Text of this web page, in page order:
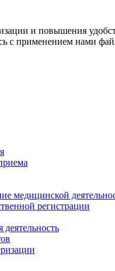
и повышения
с применением нами
медицинской
регистрации